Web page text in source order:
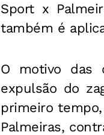
Sport x
também é
O motivo das
expulsão do
primeiro
Palmeiras,